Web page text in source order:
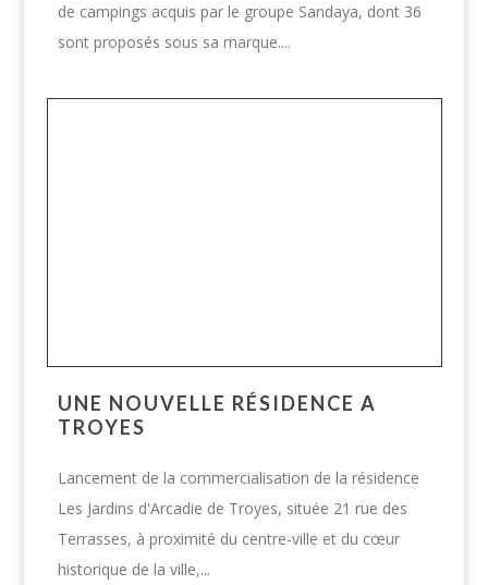
de campings acquis par le groupe Sandaya, dont 36
sont proposés sous sa marque....
UNE NOUVELLE RÉSIDENCE A
TROYES
Lancement de la commercialisation de la résidence
Les Jardins d'Arcadie de Troyes, située 21 rue des
Terrasses, à proximité du centre-ville et du cœur
historique de la ville,...